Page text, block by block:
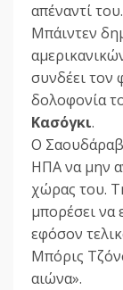
απέναντί
Μπάιντεν
συνδέει τον
δολοφονία
Κασόγκι.
Ο
ΗΠΑ να μην
χώρας του.
μπορέσει να
εφόσον
Μπόρις
αιώνα».